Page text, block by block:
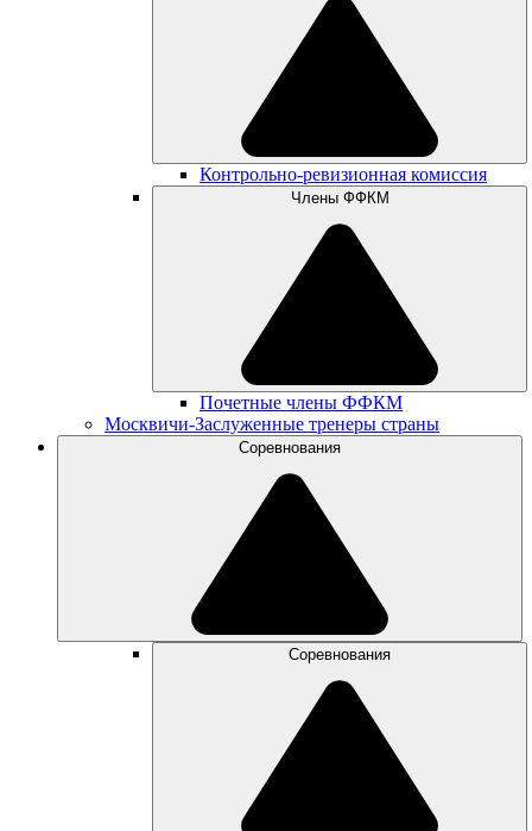
Контрольно-ревизионная комиссия
Члены ФФКМ
Почетные члены ФФКМ
Москвичи-Заслуженные тренеры страны
Соревнования
Соревнования